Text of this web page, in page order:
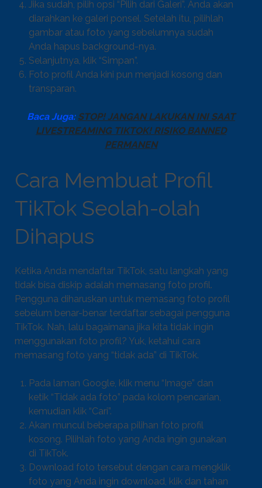
Jika sudah, pilih opsi “Pilih dari Galeri”. Anda akan
diarahkan ke galeri ponsel. Setelah itu, pilihlah
gambar atau foto yang sebelumnya sudah
Anda hapus background-nya.
Selanjutnya, klik “Simpan”.
Foto profil Anda kini pun menjadi kosong dan
transparan.
Baca Juga: STOP! JANGAN LAKUKAN INI SAAT
LIVESTREAMING TIKTOK! RISIKO BANNED
PERMANEN
Cara Membuat Profil
TikTok Seolah-olah
Dihapus
Ketika Anda mendaftar TikTok, satu langkah yang
tidak bisa diskip adalah memasang foto profil.
Pengguna diharuskan untuk memasang foto profil
sebelum benar-benar terdaftar sebagai pengguna
TikTok. Nah, lalu bagaimana jika kita tidak ingin
menggunakan foto profil? Yuk, ketahui cara
memasang foto yang “tidak ada” di TikTok.
Pada laman Google, klik menu “Image” dan
ketik “Tidak ada foto” pada kolom pencarian,
kemudian klik “Cari”.
Akan muncul beberapa pilihan foto profil
kosong. Pilihlah foto yang Anda ingin gunakan
di TikTok.
Download foto tersebut dengan cara mengklik
foto yang Anda ingin download, klik dan tahan